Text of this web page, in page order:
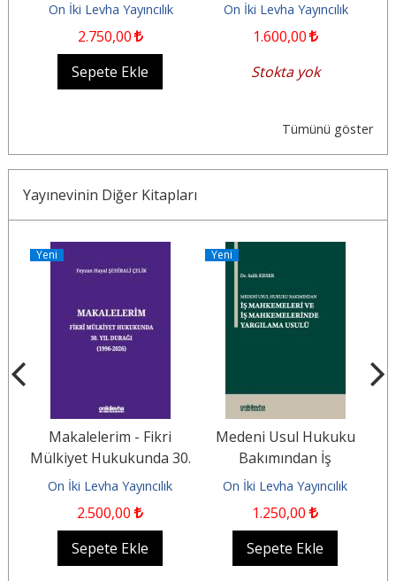
On İki Levha Yayıncılık
2.750,00
Sepete Ekle
On İki Levha Yayıncılık
1.600,00
Stokta yok
Tümünü göster
Yayınevinin Diğer Kitapları
Yeni
Makalelerim - Fikri
Mülkiyet Hukukunda 30.
Yıl Durağı (1996-2026)
On İki Levha Yayıncılık
2.500,00
Sepete Ekle
Yeni
Medeni Usul Hukuku
Bakımından İş
Mahkemeleri ve İş
Mahkemelerinde...
On İki Levha Yayıncılık
1.250,00
Sepete Ekle